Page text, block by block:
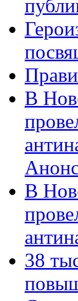
В
В
38